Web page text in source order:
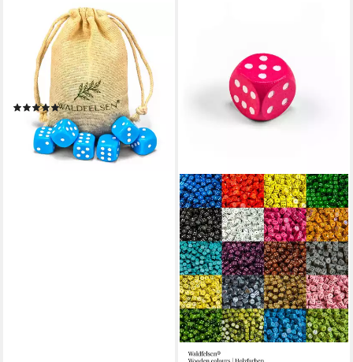
WALDFELSEN
Spiel – 2-50 Stk Standard
Spielwürfel 16 mm
Acrylwürfel Würfel bunt,
Spielmaterial, Verschiedene
Farben
(2)
ab 1,95 €
lieferbar - in 7-9 Werktagen bei dir
+5